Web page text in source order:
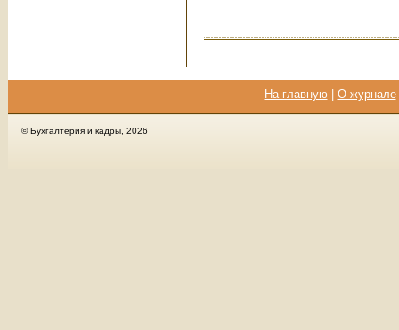
На главную| О журнале
© Бухгалтерия и кадры, 2026